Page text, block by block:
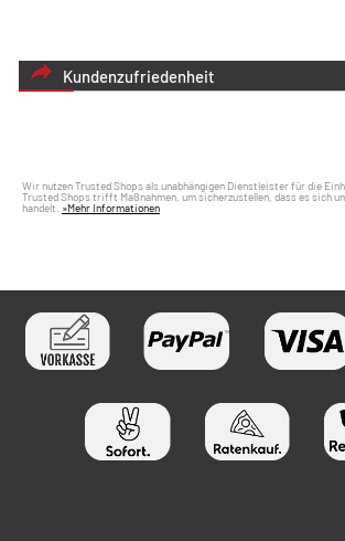
Kundenzufriedenheit
Wir nutzen Trusted Shops als unabhängigen Dienstleister für die
Trusted Shops trifft Maßnahmen, um sicherzustellen, dass es sich
handelt. »Mehr Informationen